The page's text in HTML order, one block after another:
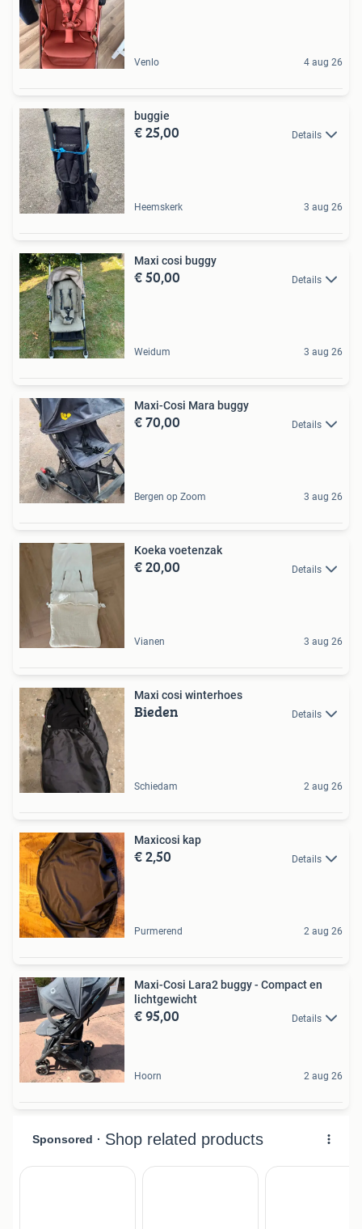
Venlo 4 aug 26
buggie
€ 25,00 Details
Heemskerk 3 aug 26
Maxi cosi buggy
€ 50,00 Details
Weidum 3 aug 26
Maxi-Cosi Mara buggy
€ 70,00 Details
Bergen op Zoom 3 aug 26
Koeka voetenzak
€ 20,00 Details
Vianen 3 aug 26
Maxi cosi winterhoes
Bieden Details
Schiedam 2 aug 26
Maxicosi kap
€ 2,50 Details
Purmerend 2 aug 26
Maxi-Cosi Lara2 buggy - Compact en
lichtgewicht
€ 95,00 Details
Hoorn 2 aug 26